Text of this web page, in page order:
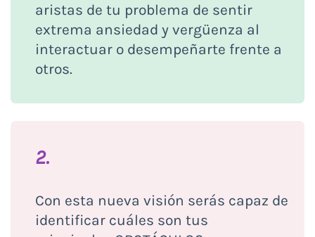
aristas de tu problema de sentir
extrema ansiedad y vergüenza al
interactuar o desempeñarte frente a
otros.
2.
Con esta nueva visión serás capaz de
identificar cuáles son tus